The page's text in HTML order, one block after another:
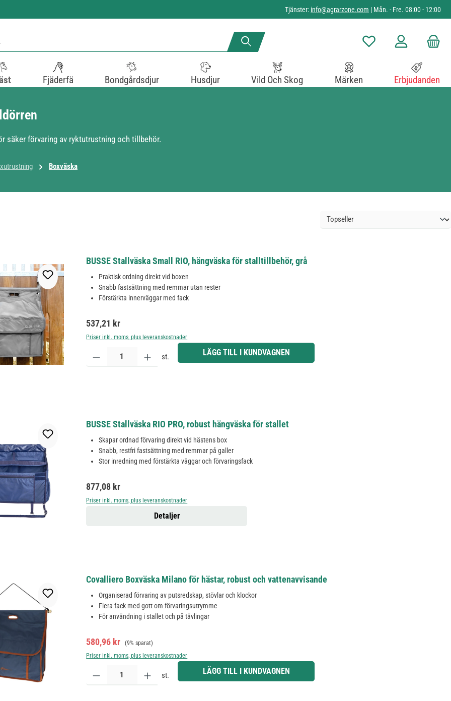
Tjänster: info@agrarzone.com | Mån. - Fre. 08:00 - 12:00
Du har 0 objekt i
Fjäderfä Bondgårdsdjur Husdjur Vild Och Skog Märken Erbjudanden
säker förvaring av ryktutrustning och tillbehör.
Boxväska
BUSSE Stallväska Small RIO, hängväska för stalltillbehör, grå
Praktisk ordning direkt vid boxen
Snabb fastsättning med remmar utan rester
Förstärkta innerväggar med fack
Ordinarie pris:
537,21 kr
Priser inkl. moms, plus leveranskostnader
Produktkvantitet: Ange önskat belopp eller använd knapparna för att öka eller minska kvantiteten.
st. LÄGG TILL I KUNDVAGNEN
BUSSE Stallväska RIO PRO, robust hängväska för stallet
Skapar ordnad förvaring direkt vid hästens box
Snabb, restfri fastsättning med remmar på galler
Stor inredning med förstärkta väggar och förvaringsfack
Ordinarie pris:
877,08 kr
Priser inkl. moms, plus leveranskostnader
Detaljer
Covalliero Boxväska Milano för hästar, robust och vattenavvisande
Organiserad förvaring av putsredskap, stövlar och klockor
Flera fack med gott om förvaringsutrymme
För användning i stallet och på tävlingar
Försäljningspris:
580,96 kr Ordinarie pris:
(9% sparat)
Priser inkl. moms, plus leveranskostnader
Produktkvantitet: Ange önskat belopp eller använd knapparna för att öka eller minska kvantiteten.
st. LÄGG TILL I KUNDVAGNEN